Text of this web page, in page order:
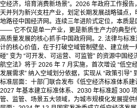
空经济，培育消费新场景”。2026 年政府工作报
天并列为新兴支柱产业，划定长期发展战略锚点，
地路径中国经济网。连续三年进阶式定位，本质是
—— 它不仅是单一产业，更是新质生产力的典型代
高质量发展的核心抓手中国政府网。2. 法律与标
计的核心价值，在于打破空域管制壁垒、建立统
碰” 变为 “可开发、可运营、可监管” 的资源中国
航空法》将于 2026 年 7 月实施，首次增设 “低空
发展需求” 纳入空域划分依据，实现从 “政策引导”
标准层面：十部门联合发布《低空经济标准体系
2027 年基本建立标准体系、2030 年标准超 300
管、监管、场景五大领域，为城市规模化发展提供